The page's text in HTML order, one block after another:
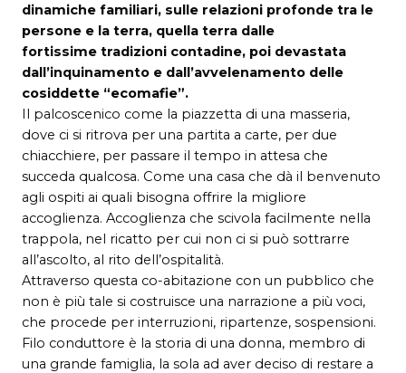
dinamiche familiari, sulle relazioni profonde tra le
persone e la terra, quella terra dalle
fortissime tradizioni contadine, poi devastata
dall’inquinamento e dall’avvelenamento delle
cosiddette “ecomafie”.
Il palcoscenico come la piazzetta di una masseria,
dove ci si ritrova per una partita a carte, per due
chiacchiere, per passare il tempo in attesa che
succeda qualcosa. Come una casa che dà il benvenuto
agli ospiti ai quali bisogna offrire la migliore
accoglienza. Accoglienza che scivola facilmente nella
trappola, nel ricatto per cui non ci si può sottrarre
all’ascolto, al rito dell’ospitalità.
Attraverso questa co-abitazione con un pubblico che
non è più tale si costruisce una narrazione a più voci,
che procede per interruzioni, ripartenze, sospensioni.
Filo conduttore è la storia di una donna, membro di
una grande famiglia, la sola ad aver deciso di restare a